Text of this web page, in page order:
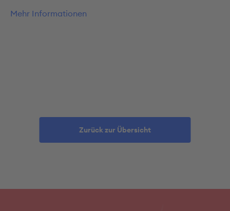
Mehr Informationen
Zurück zur Übersicht